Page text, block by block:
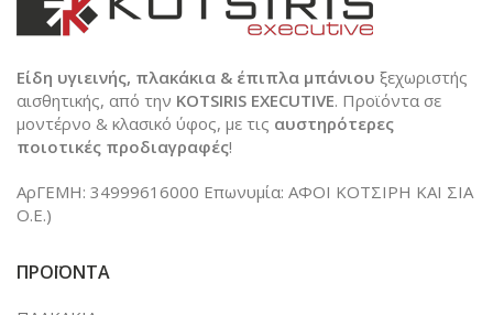
Είδη υγιεινής, πλακάκια & έπιπλα μπάνιου ξεχωριστής
αισθητικής, από την KOTSIRIS EXECUTIVE. Προϊόντα σε
μοντέρνο & κλασικό ύφος, με τις αυστηρότερες
ποιοτικές προδιαγραφές!
ΑρΓΕΜΗ: 34999616000 Επωνυμία: ΑΦΟΙ ΚΟΤΣΙΡΗ ΚΑΙ ΣΙΑ
Ο.Ε.)
ΠΡΟΪΟΝΤΑ